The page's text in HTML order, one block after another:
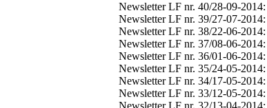
Newsletter LF nr. 40/28-09-2014:
Newsletter LF nr. 39/27-07-2014:
Newsletter LF nr. 38/22-06-2014:
Newsletter LF nr. 37/08-06-2014:
Newsletter LF nr. 36/01-06-2014:
Newsletter LF nr. 35/24-05-2014:
Newsletter LF nr. 34/17-05-2014:
Newsletter LF nr. 33/12-05-2014: